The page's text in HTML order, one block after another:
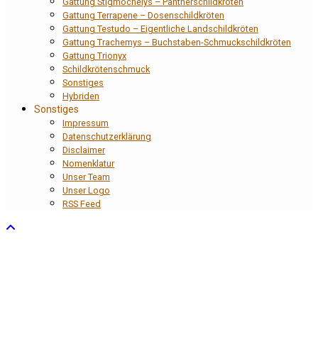
Gattung Terrapene – Dosenschildkröten
Gattung Testudo – Eigentliche Landschildkröten
Gattung Trachemys – Buchstaben-Schmuckschildkröten
Gattung Trionyx
Schildkrötenschmuck
Sonstiges
Hybriden
Sonstiges
Impressum
Datenschutzerklärung
Disclaimer
Nomenklatur
Unser Team
Unser Logo
RSS Feed